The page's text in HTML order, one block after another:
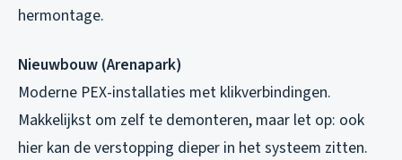
hermontage.
Nieuwbouw (Arenapark)
Moderne PEX-installaties met klikverbindingen.
Makkelijkst om zelf te demonteren, maar let op: ook
hier kan de verstopping dieper in het systeem zitten.